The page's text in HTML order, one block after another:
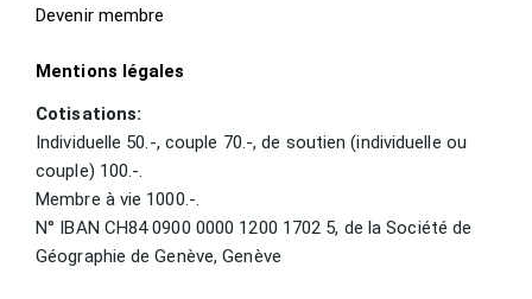
Devenir membre
Mentions légales
Cotisations:
Individuelle 50.-, couple 70.-, de soutien (individuelle ou
couple) 100.-.
Membre à vie 1000.-.
N° IBAN CH84 0900 0000 1200 1702 5, de la Société de
Géographie de Genève, Genève